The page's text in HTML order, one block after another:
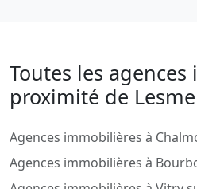
Toutes les
proximité de Lesme
Agences immobilières à
Agences immobilières à